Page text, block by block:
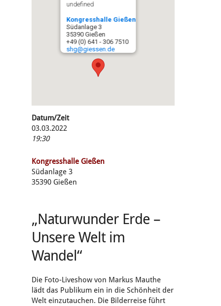
undefined
Kongresshalle Gießen
Südanlage 3
35390 Gießen
+49 (0) 641 - 306 7510
shg@giessen.de
Datum/Zeit
03.03.2022
19:30
Kongresshalle Gießen
Südanlage 3
35390 Gießen
„Naturwunder Erde –
Unsere Welt im
Wandel“
Die Foto-Liveshow von Markus Mauthe
lädt das Publikum ein in die Schönheit der
Welt einzutauchen. Die Bilderreise führt